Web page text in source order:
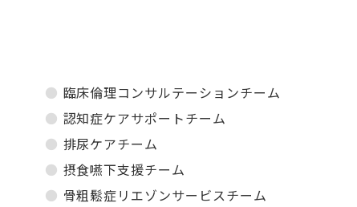
臨床倫理コンサルテーションチーム
認知症ケアサポートチーム
排尿ケアチーム
摂食嚥下支援チーム
骨粗鬆症リエゾンサービスチーム